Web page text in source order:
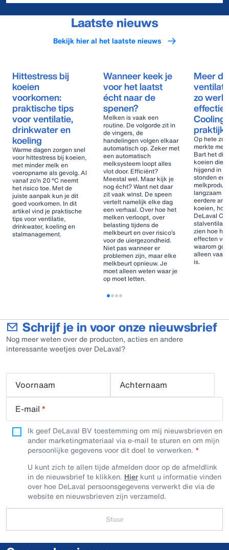
Laatste nieuws
Bekijk hier al het laatste nieuws
Hittestress bij
koeien
voorkomen:
praktische tips
voor ventilatie,
drinkwater en
koeling
Warme dagen zorgen snel
voor hittestress bij koeien,
met minder melk en
voeropname als gevolg. Al
vanaf zo’n 20 °C neemt
het risico toe. Met de
juiste aanpak kun je dit
goed voorkomen. In dit
artikel vind je praktische
tips voor ventilatie,
drinkwater, koeling en
stalmanagement.
Wanneer keek je
voor het laatst
écht naar de
spenen?
Melken is vaak een
routine. De volgorde zit in
de vingers, de
handelingen volgen elkaar
automatisch op. Zeker met
een automatisch
melksysteem loopt alles
vlot door. Efficiënt?
Meestal wel. Maar kijk je
nog écht? Want net daar
zit vaak winst. De speen
vertelt namelijk elke dag
een verhaal. Over hoe het
melken verloopt, over
belasting tijdens de
melkbeurt en over risico’s
voor de uiergezondheid.
Niet pas wanneer er
problemen zijn, maar elke
melkbeurt opnieuw. Je
moet alleen weten waar je
op moet letten.
Meer
zo werkt
Cooling
praktijk
Op hete
merkte
Bart het
koeien die
hijgend in
stonden en
langzaam
eerdere
koeien,
DeLaval
stalventilatie’ lieten
zien hoe
effecten
waarom
alleen vaak
is.
Schrijf je in voor onze nieuwsbrief
Nog meer weten over de producten, acties en andere
interessante weetjes over DeLaval?
Voornaam
Achternaam
E-mail *
Ik geef DeLaval BV toestemming om mij nieuwsbrieven en
ander marketingmateriaal via e-mail te sturen en om mijn
persoonlijke gegevens voor dit doel te verwerken.
U kunt zich te allen tijde afmelden door op de afmeldlink
in de nieuwsbrief te klikken. Hier kunt u informatie vinden
over hoe DeLaval persoonsgegevens verwerkt die via de
website en nieuwsbrieven zijn verzameld.
Stuur